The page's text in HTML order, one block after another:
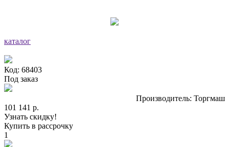
каталог
Код: 68403
Под заказ
Производитель: Торгмаш
101 141 р.
Узнать скидку!
Купить в рассрочку
1